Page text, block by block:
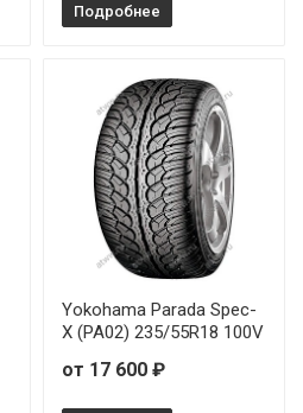
Подробнее
Yokohama Parada Spec-
X (PA02) 235/55R18 100V
от 17 600 ₽